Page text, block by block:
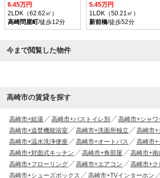
6.45万円
2LDK（62.62㎡）
高崎問屋町/徒歩12分
5.45万円
1LDK（50.21㎡）
新前橋/徒歩52分
今まで閲覧した物件
高崎市の賃貸を探す
高崎市+給湯 高崎市+バストイレ別
高崎市+シャワ
高崎市+追焚機能浴室
高崎市+洗面所独立
高崎市+
高崎市+温水洗浄便座
高崎市+オートバス
高崎市+
高崎市+対面式キッチン
高崎市+角部屋
高崎市+南
高崎市+フローリング
高崎市+エアコン
高崎市+ク
高崎市+シューズボックス
高崎市+TVインターホン